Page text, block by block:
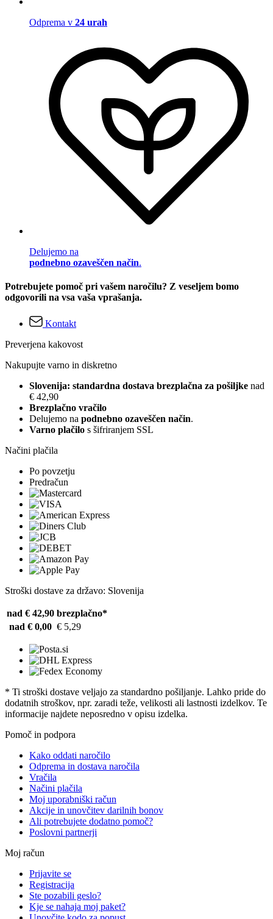
Odprema v 24 urah
Delujemo na
podnebno ozaveščen način.
Potrebujete pomoč pri vašem naročilu? Z veseljem bomo
odgovorili na vsa vaša vprašanja.
Kontakt
Preverjena kakovost
Nakupujte varno in diskretno
Slovenija: standardna dostava brezplačna za pošiljke nad
€ 42,90
Brezplačno vračilo
Delujemo na podnebno ozaveščen način.
Varno plačilo s šifriranjem SSL
Načini plačila
Po povzetju
Predračun
Stroški dostave za državo: Slovenija
nad € 42,90 brezplačno*
nad € 0,00 € 5,29
* Ti stroški dostave veljajo za standardno pošiljanje. Lahko pride do
dodatnih stroškov, npr. zaradi teže, velikosti ali lastnosti izdelkov. Te
informacije najdete neposredno v opisu izdelka.
Pomoč in podpora
Kako oddati naročilo
Odprema in dostava naročila
Vračila
Načini plačila
Moj uporabniški račun
Akcije in unovčitev darilnih bonov
Ali potrebujete dodatno pomoč?
Poslovni partnerji
Moj račun
Prijavite se
Registracija
Ste pozabili geslo?
Kje se nahaja moj paket?